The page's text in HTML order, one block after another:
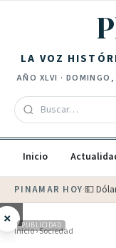
LA VOZ
AÑO XLVI · DOMINGO,
Inicio
PINAMAR HOY·💵
× PUBLICIDAD
Inicio›Sociedad